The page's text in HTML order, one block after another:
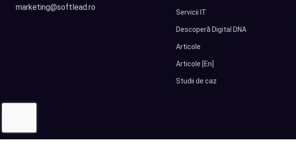
marketing@softlead.ro
Servicii IT
Descoperă Digital DNA
Articole
Articole [En]
Studii de caz